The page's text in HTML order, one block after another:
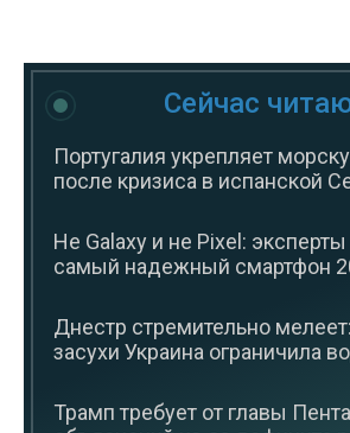
Сейчас
Португалия укрепляет
после кризиса в испанской
Не Galaxy и не Pixel:
самый надежный смартфон
Днестр стремительно
засухи Украина ограничила
Трамп требует от главы